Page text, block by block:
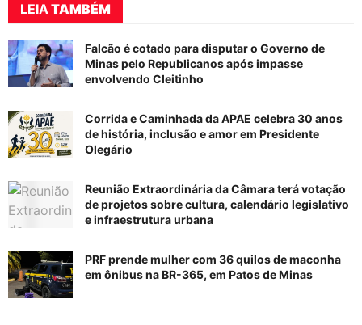
LEIATAMBÉM
Falcão é cotado para disputar o Governo de
Minas pelo Republicanos após impasse
envolvendo Cleitinho
Corrida e Caminhada da APAE celebra 30 anos
de história, inclusão e amor em Presidente
Olegário
Reunião Extraordinária da Câmara terá votação
de projetos sobre cultura, calendário legislativo
e infraestrutura urbana
PRF prende mulher com 36 quilos de maconha
em ônibus na BR-365, em Patos de Minas